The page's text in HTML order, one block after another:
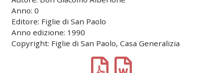
Anno: 0
Editore: Figlie di San Paolo
Anno edizione: 1990
Copyright: Figlie di San Paolo, Casa Generalizia